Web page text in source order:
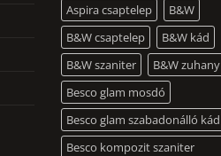
Aspira csaptelep
B&W
B&W csaptelep
B&W kád
B&W szaniter
B&W zuhany
Besco glam mosdó
Besco glam szabadonálló kád
Besco kompozit szaniter